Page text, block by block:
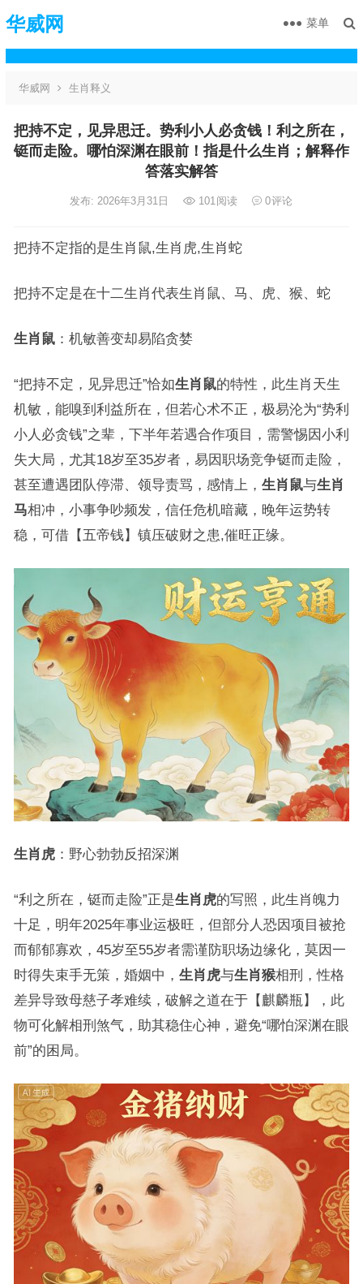
华威网 菜单
华威网 生肖释义
把持不定，见异思迁。势利小人必贪钱！利之所在，
铤而走险。哪怕深渊在眼前！指是什么生肖；解释作
答落实解答
发布: 2026年3月31日 101阅读 0评论
把持不定指的是生肖鼠,生肖虎,生肖蛇
把持不定是在十二生肖代表生肖鼠、马、虎、猴、蛇
生肖鼠：机敏善变却易陷贪婪
“把持不定，见异思迁”恰如生肖鼠的特性，此生肖天生
机敏，能嗅到利益所在，但若心术不正，极易沦为“势利
小人必贪钱”之辈，下半年若遇合作项目，需警惕因小利
失大局，尤其18岁至35岁者，易因职场竞争铤而走险，
甚至遭遇团队停滞、领导责骂，感情上， 生肖鼠与生肖
马相冲，小事争吵频发，信任危机暗藏，晚年运势转
稳，可借【五帝钱】镇压破财之患,催旺正缘。
生肖虎：野心勃勃反招深渊
“利之所在，铤而走险”正是生肖虎的写照，此生肖魄力
十足，明年2025年事业运极旺，但部分人恐因项目被抢
而郁郁寡欢，45岁至55岁者需谨防职场边缘化，莫因一
时得失束手无策，婚姻中， 生肖虎与生肖猴相刑，性格
差异导致母慈子孝难续，破解之道在于【麒麟瓶】，此
物可化解相刑煞气，助其稳住心神，避免“哪怕深渊在眼
前”的困局。